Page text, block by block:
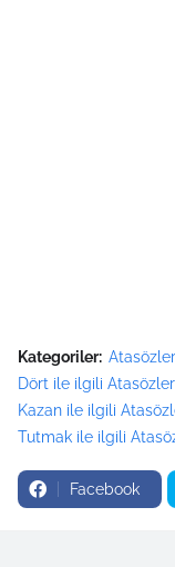
Kategoriler:
Dört ile ilgili
Kazan ile ilgili
Tutmak ile ilgili
Facebook